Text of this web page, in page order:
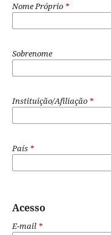
Nome Próprio *
Sobrenome
Instituição/Afiliação *
País *
Acesso
E-mail *